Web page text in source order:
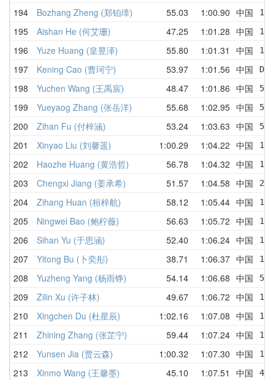
194 Bozhang Zheng (郑铂璋) 55.03 1:00.90 中国
195 Aishan He (何艾珊) 47.25 1:01.28 中国
196 Yuze Huang (皇昱泽) 55.80 1:01.31 中国
197 Kening Cao (曹珂宁) 53.97 1:01.56 中国
198 Yuchen Wang (王禹宸) 48.47 1:01.86 中国
199 Yueyaog Zhang (张岳洋) 55.68 1:02.95 中国
200 Zihan Fu (付梓涵) 53.24 1:03.63 中国
201 Xinyao Liu (刘馨遥) 1:00.29 1:04.22 中国
202 Haozhe Huang (黄浩哲) 56.78 1:04.32 中国
203 Chengxi Jiang (姜承希) 51.57 1:04.58 中国
204 Zihang Huan (桓梓航) 58.12 1:05.44 中国
205 Ningwei Bao (鲍柠薇) 56.63 1:05.72 中国
206 Sihan Yu (于思涵) 52.40 1:06.24 中国
207 Yitong Bu (卜奕彤) 38.71 1:06.37 中国
208 Yuzheng Yang (杨雨铮) 54.14 1:06.68 中国
209 Zilin Xu (许子林) 49.67 1:06.72 中国
210 Xingchen Du (杜星辰) 1:02.16 1:07.08 中国
211 Zhining Zhang (张芷宁) 59.44 1:07.24 中国
212 Yunsen Jia (贾云森) 1:00.32 1:07.30 中国
213 Xinmo Wang (王馨墨) 45.10 1:07.51 中国